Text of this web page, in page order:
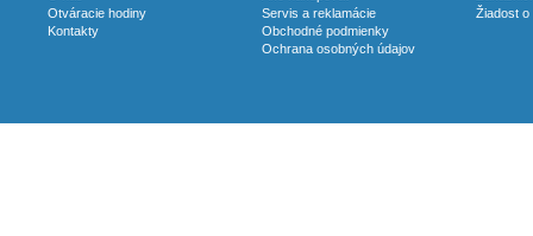
Otváracie hodiny
Kontakty
Servis a reklamácie
Obchodné podmienky
Ochrana osobných údajov
Žiadost